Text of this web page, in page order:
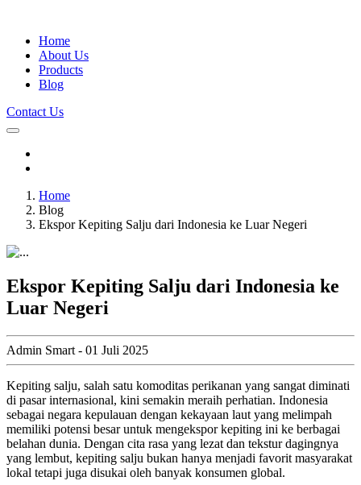
Home
About Us
Products
Blog
Contact Us
Home
Blog
Ekspor Kepiting Salju dari Indonesia ke Luar Negeri
Ekspor Kepiting Salju dari Indonesia ke
Luar Negeri
Admin Smart - 01 Juli 2025
Kepiting salju, salah satu komoditas perikanan yang sangat diminati
di pasar internasional, kini semakin meraih perhatian. Indonesia
sebagai negara kepulauan dengan kekayaan laut yang melimpah
memiliki potensi besar untuk mengekspor kepiting ini ke berbagai
belahan dunia. Dengan cita rasa yang lezat dan tekstur dagingnya
yang lembut, kepiting salju bukan hanya menjadi favorit masyarakat
lokal tetapi juga disukai oleh banyak konsumen global.